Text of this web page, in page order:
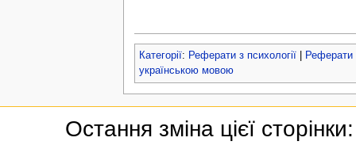
Категорії: Реферати з психології|
Реферати
українською мовою
Остання зміна цієї